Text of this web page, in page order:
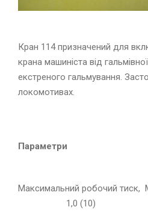
Кран 114 призначений для
крана машиніста від
екстреного гальмування.
локомотивах.
Параметри
Максимальний робочий тиск,
1,0 (10)